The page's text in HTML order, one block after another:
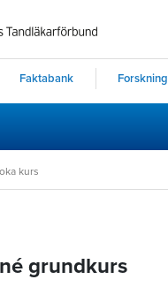
Faktabank Forskning
kurs
grundkurs